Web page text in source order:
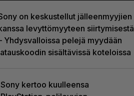
on keskustellut jälleenmyyjien
levyttömyyteen siirtymisestä
Yhdysvalloissa pelejä myydään
sisältävissä koteloissa
Sony kertoo kuulleensa